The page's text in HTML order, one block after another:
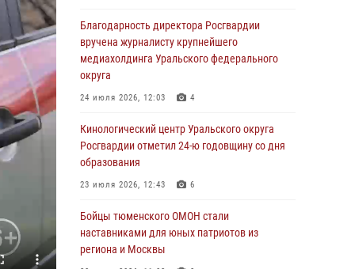
Стальной характер продемонстрировали
росгвардейцы в ходе масштабных
спортивных событий на Урале
05 августа 2026, 05:22
В Тюмени сотрудник Росгвардии во
внеслужебное время задержал виновника
ДТП
05 августа 2026, 05:15
Со 101-м Днём рождения поздравили
сотрудники Росгвардии труженицу тыла из
Тюмени
Благодарность директора Росгвардии
вручена журналисту крупнейшего
медиахолдинга Уральского федерального
округа
24 июля 2026, 12:03 4
Кинологический центр Уральского округа
Росгвардии отметил 24-ю годовщину со дня
образования
23 июля 2026, 12:43 6
Бойцы тюменского ОМОН стали
наставниками для юных патриотов из
региона и Москвы